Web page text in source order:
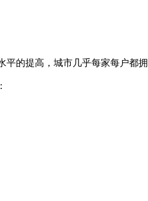
提高，城市几乎每家每户都拥